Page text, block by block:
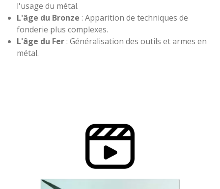
l'usage du métal.
L'âge du Bronze : Apparition de techniques de
fonderie plus complexes.
L'âge du Fer: Généralisation des outils et armes en
métal.